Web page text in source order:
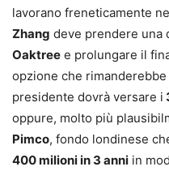
lavorano freneticamente
Zhang deve prendere una
Oaktree e prolungare il
opzione che
presidente dovrà versare i
oppure, molto più
Pimco, fondo londinese
400 milioni in 3 anni in